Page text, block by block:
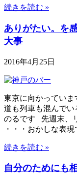
続きを読む »
ありがたい。を
大事
2016年4月25日
東京に向かってい
道も列車も混んで
のるです 先週末、
・・・おかしな表
続きを読む »
自分のためにも